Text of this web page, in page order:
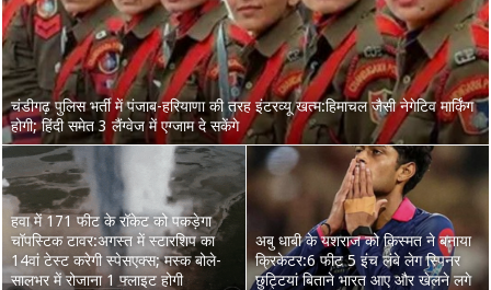
चंडीगढ़ पुलिस भर्ती में पंजाब-हरियाणा की तरह इंटरव्यू खत्म:हिमाचल जैसी नेगेटिव मार्किंग
होगी; हिंदी समेत 3 लैंग्वेज में एग्जाम दे सकेंगे
हवा में 171 फीट के रॉकेट को पकड़ेगा
चॉपस्टिक टावर:अगस्त में स्टारशिप का
14वां टेस्ट करेगी स्पेसएक्स; मस्क बोले-
सालभर में रोजाना 1 फ्लाइट होगी
अबु धाबी के यशराज को किस्मत ने बनाया
क्रिकेटर:6 फीट 5 इंच लंबे लेग स्पिनर
छुट्टियां बिताने भारत आए और खेलने लगे
Net Bowlers Join Team India Practice Session
UP TGT PGT Recruitment New
Syllabus
PoK Protest | Pakistan Reserved
Seats Controversy &
Government Stand